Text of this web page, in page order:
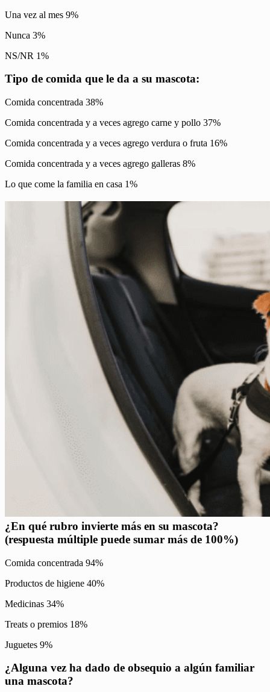
Una vez al mes 9%
Nunca 3%
NS/NR 1%
Tipo de comida que le da a su mascota:
Comida concentrada 38%
Comida concentrada y a veces agrego carne y pollo 37%
Comida concentrada y a veces agrego verdura o fruta 16%
Comida concentrada y a veces agrego galleras 8%
Lo que come la familia en casa 1%
¿En qué rubro invierte más en su mascota?
(respuesta múltiple puede sumar más de 100%)
Comida concentrada 94%
Productos de higiene 40%
Medicinas 34%
Treats o premios 18%
Juguetes 9%
¿Alguna vez ha dado de obsequio a algún familiar
una mascota?